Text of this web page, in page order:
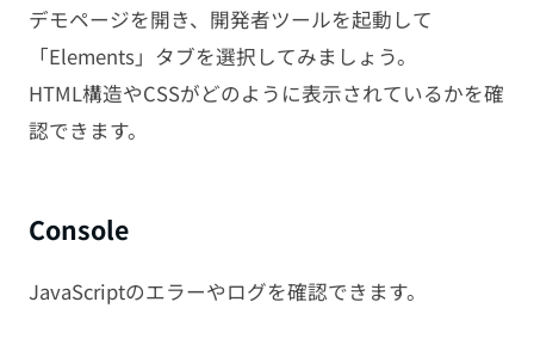
デモページを開き、開発者ツールを起動して
「Elements」タブを選択してみましょう。
HTML構造やCSSがどのように表示されているかを確
認できます。
Console
JavaScriptのエラーやログを確認できます。